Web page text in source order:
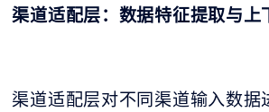
渠道适配层：数据特征提取与上
渠道适配层对不同渠道输入数据